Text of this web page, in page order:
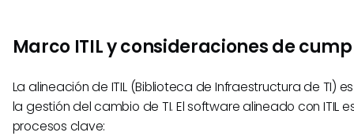
Marco ITIL y consideraciones de
La alineación de ITIL (Biblioteca de Infraestructura de TI)
la gestión del cambio de TI. El software alineado con ITIL
procesos clave: